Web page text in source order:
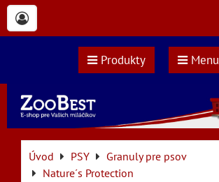
Produkty Menu
Úvod PSY
Granuly pre psov
Nature´s Protection